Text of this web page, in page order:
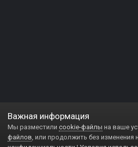
Важная информация
Мы разместили cookie-файлы на ваше
файлов, или продолжить без изменения